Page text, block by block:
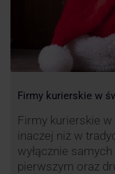
Firmy kurierskie w
Firmy kurierskie
inaczej niż w
wyłącznie
pierwszym oraz